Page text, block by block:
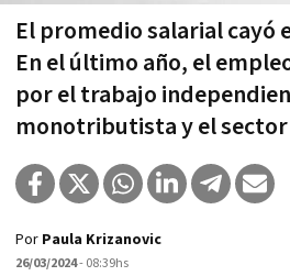
El promedio salarial
En el último año, el
por el trabajo
monotributista y el
Por Paula Krizanovic
26/03/2024- 08:39hs